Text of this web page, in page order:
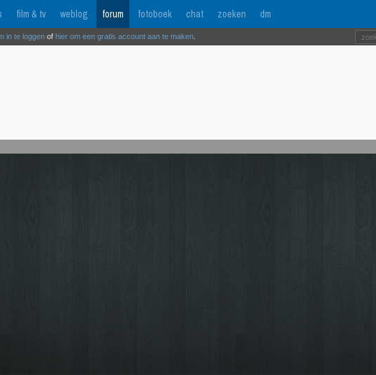
film & tv weblog forum fotoboek chat zoeken dm
in te loggen of hier om een gratis account aan te maken